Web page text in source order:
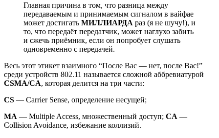
Главная причина в том, что разница между
передаваемым и принимаемым сигналом в вайфае
может достигать МИЛЛИАРДА раз (я не шучу!), и
то, что передаёт передатчик, может наглухо забить
и сжечь приёмник, если он попробует слушать
одновременно с передачей.
Весь этот этикет взаимного “После Вас — нет, после Вас!”
среди устройств 802.11 называется сложной аббревиатурой
CSMA/CA, которая делится на три части:
CS — Carrier Sense, определение несущей;
MA — Multiple Access, множественный доступ; CA —
Collision Avoidance, избежание коллизий.